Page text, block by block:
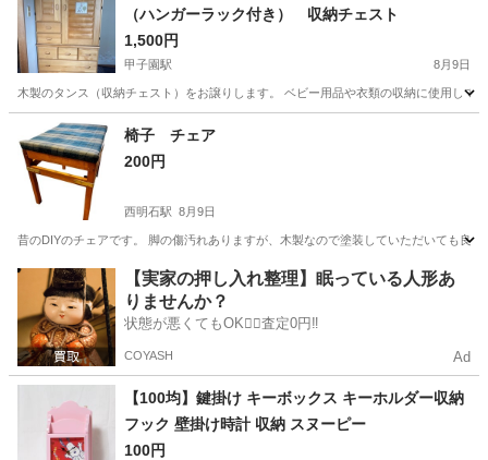
（ハンガーラック付き） 収納チェスト
1,500円
甲子園駅 8月9日
木製のタンス（収納チェスト）をお譲りします。 ベビー用品や衣類の収納に使用し
西宮市 甲子園駅
椅子 チェア
200円
西明石駅 8月9日
昔のDIYのチェアです。 脚の傷汚れありますが、木製なので塗装していただいても良
兵庫 神戸市 西明石駅 椅子 DIY
【実家の押し入れ整理】眠っている人形あ
りませんか？
状態が悪くてもOK🙆‍♀️査定0円‼️
COYASH Ad
【100均】鍵掛け キーボックス キーホルダー収納
フック 壁掛け時計 収納 スヌーピー
100円